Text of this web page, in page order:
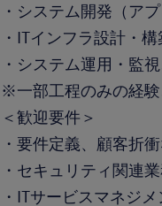
・システム開発（ア
・ITインフラ設計・
・システム運用・監
※一部工程のみの経
＜歓迎要件＞
・要件定義、顧客折
・セキュリティ関連
・ITサービスマネジ